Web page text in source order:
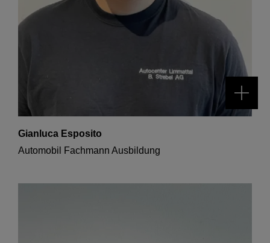
Gianluca Esposito
Automobil Fachmann Ausbildung